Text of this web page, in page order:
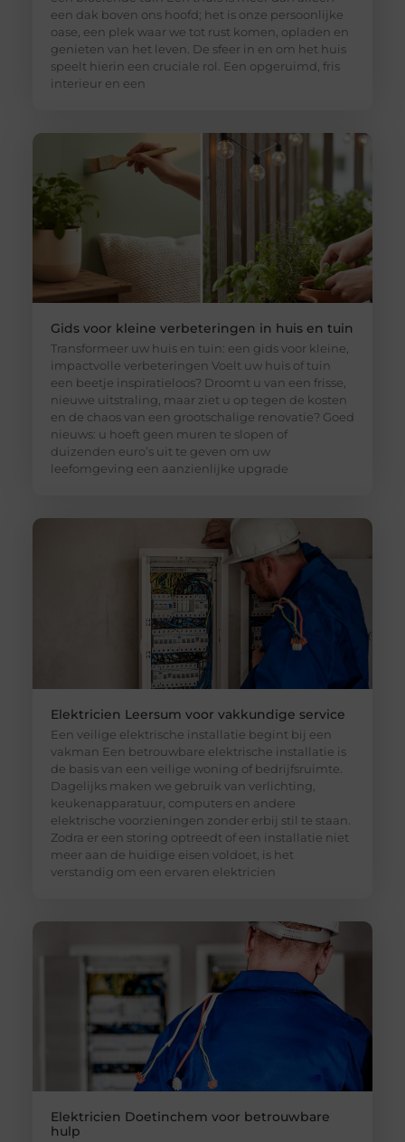
een dak boven ons hoofd; het is onze persoonlijke
oase, een plek waar we tot rust komen, opladen en
genieten van het leven. De sfeer in en om het huis
speelt hierin een cruciale rol. Een opgeruimd, fris
interieur en een
Gids voor kleine verbeteringen in huis en tuin
Transformeer uw huis en tuin: een gids voor kleine,
impactvolle verbeteringen Voelt uw huis of tuin
een beetje inspiratieloos? Droomt u van een frisse,
nieuwe uitstraling, maar ziet u op tegen de kosten
en de chaos van een grootschalige renovatie? Goed
nieuws: u hoeft geen muren te slopen of
duizenden euro’s uit te geven om uw
leefomgeving een aanzienlijke upgrade
Elektricien Leersum voor vakkundige service
Een veilige elektrische installatie begint bij een
vakman Een betrouwbare elektrische installatie is
de basis van een veilige woning of bedrijfsruimte.
Dagelijks maken we gebruik van verlichting,
keukenapparatuur, computers en andere
elektrische voorzieningen zonder erbij stil te staan.
Zodra er een storing optreedt of een installatie niet
meer aan de huidige eisen voldoet, is het
verstandig om een ervaren elektricien
Elektricien Doetinchem voor betrouwbare
hulp